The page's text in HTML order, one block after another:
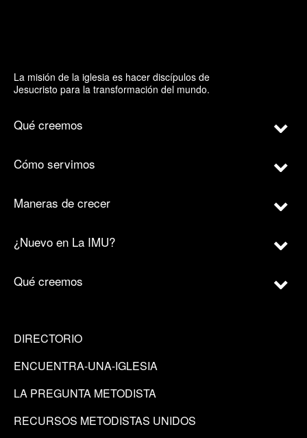
La misión de la iglesia es hacer discípulos de
Jesucristo para la transformación del mundo.
Qué creemos
Cómo servimos
Maneras de crecer
¿Nuevo en La IMU?
Qué creemos
DIRECTORIO
ENCUENTRA-UNA-IGLESIA
LA PREGUNTA METODISTA
RECURSOS METODISTAS UNIDOS